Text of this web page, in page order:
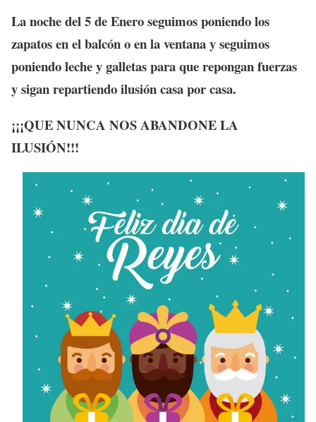
La noche del 5 de Enero seguimos poniendo los
zapatos en el balcón o en la ventana y seguimos
poniendo leche y galletas para que repongan fuerzas
y sigan repartiendo ilusión casa por casa.
¡¡¡QUE NUNCA NOS ABANDONE LA
ILUSIÓN!!!